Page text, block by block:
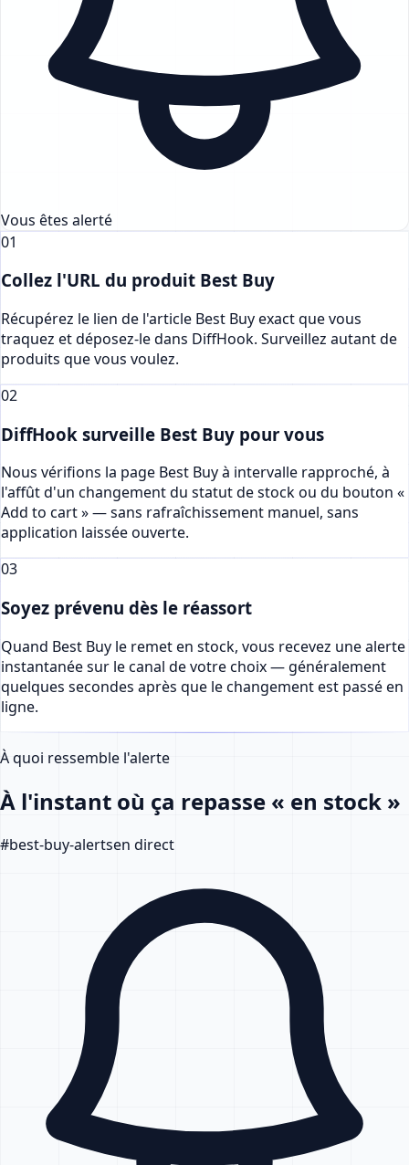
Vous êtes alerté
01
Collez l'URL du produit Best Buy
Récupérez le lien de l'article Best Buy exact que vous
traquez et déposez-le dans DiffHook. Surveillez autant de
produits que vous voulez.
02
DiffHook surveille Best Buy pour vous
Nous vérifions la page Best Buy à intervalle rapproché, à
l'affût d'un changement du statut de stock ou du bouton «
Add to cart » — sans rafraîchissement manuel, sans
application laissée ouverte.
03
Soyez prévenu dès le réassort
Quand Best Buy le remet en stock, vous recevez une alerte
instantanée sur le canal de votre choix — généralement
quelques secondes après que le changement est passé en
ligne.
À quoi ressemble l'alerte
À l'instant où ça repasse « en stock »
#best-buy-alertsen direct